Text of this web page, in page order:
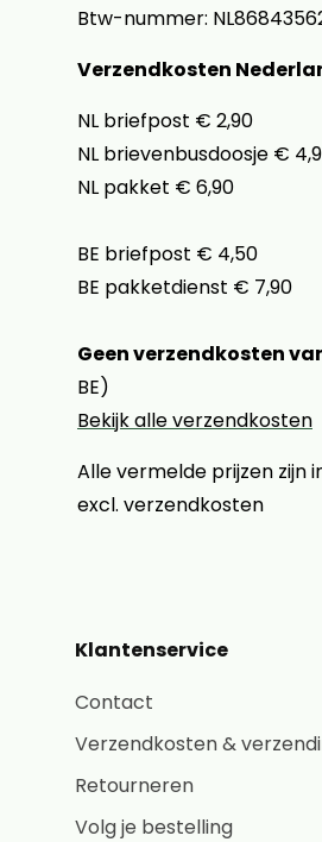
Btw-nummer:
Verzendkosten
NL briefpost € 2,90
NL brievenbusdoosje €
NL pakket € 6,90
BE briefpost € 4,50
BE pakketdienst € 7,90
Geen verzendkosten
BE)
Bekijk alle verzendkosten
Alle vermelde prijzen zijn
excl. verzendkosten
Klantenservice
Contact
Verzendkosten &
Retourneren
Volg je bestelling